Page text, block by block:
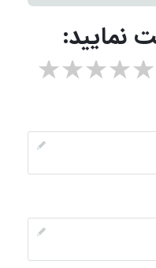
نمایید:
۵ stars ۴ stars ۳ stars ۲ stars